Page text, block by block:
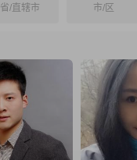
省/直辖市 市/区